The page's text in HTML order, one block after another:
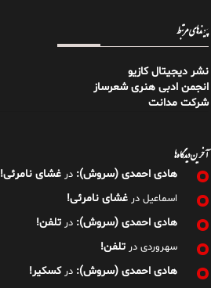
پیوندهای مرتبط
نشر دیجیتال کازیو
انجمن ادبی هنری شعرساز
شرکت مدانت
آخرین دیدگاه‌ها
هادی احمدی (سروش): در غشای نامرئی!
اسماعیل در غشای نامرئی!
هادی احمدی (سروش): در تلفن!
سهروردی در تلفن!
هادی احمدی (سروش): درکسکیر!